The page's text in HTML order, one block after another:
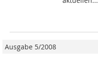
Ausgabe 5/2008